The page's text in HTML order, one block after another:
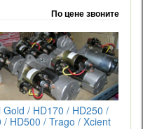
По цене звоните
Gold / HD170 / HD250 /
HD500 / Trago / Xcient